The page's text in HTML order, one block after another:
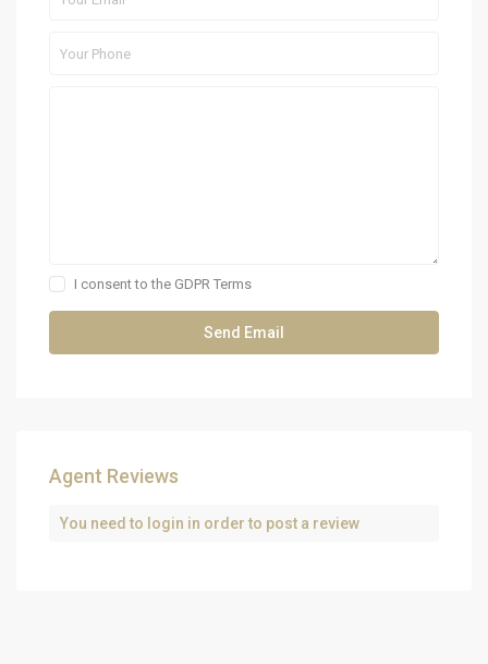
I consent to the GDPR Terms
Agent Reviews
You need to login in order to post a review